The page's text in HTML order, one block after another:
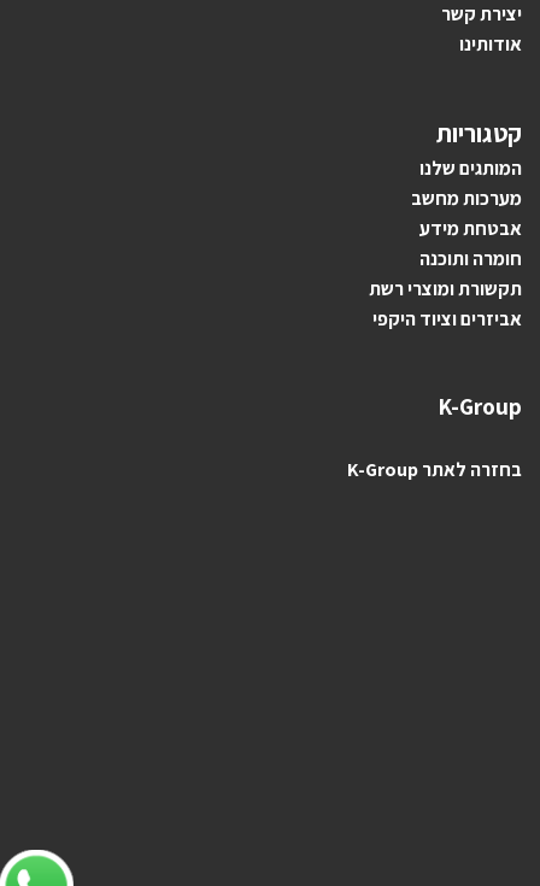
יצירת קשר
אודותינו
קטגוריות
המותגים שלנו
מערכות מחשב
אבטחת מידע
חומרה ותוכנה
תקשורת ומוצרי רשת
אביזרים וציוד היקפי
K-Group
בחזרה לאתר K-Group